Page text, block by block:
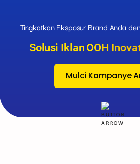
Tingkatkan Eksposur Brand Anda
Solusi Iklan OOH
Mulai Kampanye